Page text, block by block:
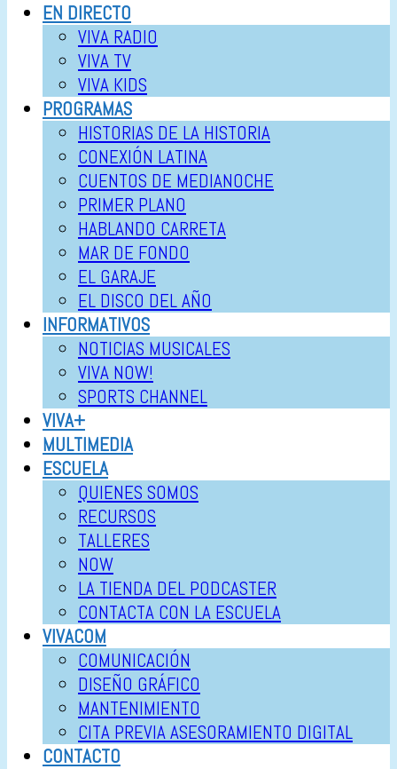
EN DIRECTO
VIVA RADIO
VIVA TV
VIVA KIDS
PROGRAMAS
HISTORIAS DE LA HISTORIA
CONEXIÓN LATINA
CUENTOS DE MEDIANOCHE
PRIMER PLANO
HABLANDO CARRETA
MAR DE FONDO
EL GARAJE
EL DISCO DEL AÑO
INFORMATIVOS
NOTICIAS MUSICALES
VIVA NOW!
SPORTS CHANNEL
VIVA+
MULTIMEDIA
ESCUELA
QUIENES SOMOS
RECURSOS
TALLERES
NOW
LA TIENDA DEL PODCASTER
CONTACTA CON LA ESCUELA
VIVACOM
COMUNICACIÓN
DISEÑO GRÁFICO
MANTENIMIENTO
CITA PREVIA ASESORAMIENTO DIGITAL
CONTACTO